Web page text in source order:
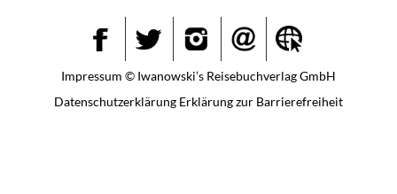
Twitter Instagram
Impressum © Iwanowski’s Reisebuchverlag GmbH
Datenschutzerklärung Erklärung zur Barrierefreiheit